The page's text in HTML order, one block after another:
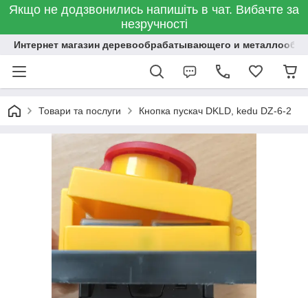
Якщо не додзвонились напишіть в чат. Вибачте за
незручності
Интернет магазин деревообрабатывающего и
Товари та послуги Кнопка пускач DKLD, kedu DZ-6-2